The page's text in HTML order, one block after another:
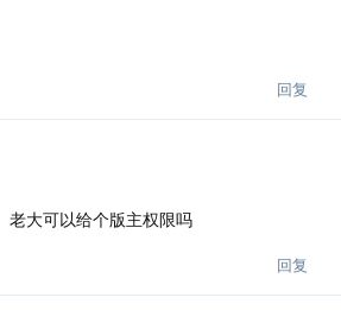
回复
老大可以给个版主权限吗
回复